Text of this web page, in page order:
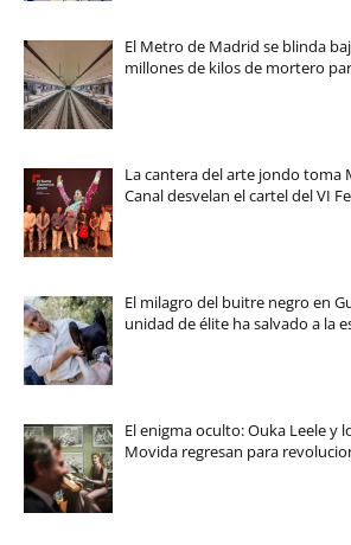
El Metro de Madrid se blinda
millones de kilos de mortero
La cantera del arte jondo toma
Canal desvelan el cartel del VI
El milagro del buitre negro en
unidad de élite ha salvado a la
El enigma oculto: Ouka Leele y
Movida regresan para